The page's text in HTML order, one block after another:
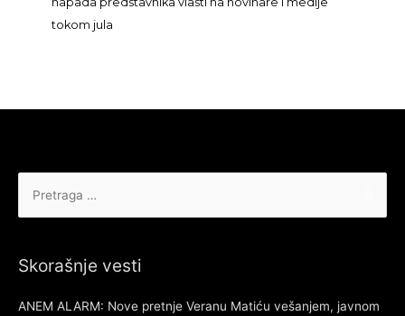
tokom jula
Skorašnje vesti
ANEM ALARM: Nove pretnje Veranu Matiću vešanjem, javnom